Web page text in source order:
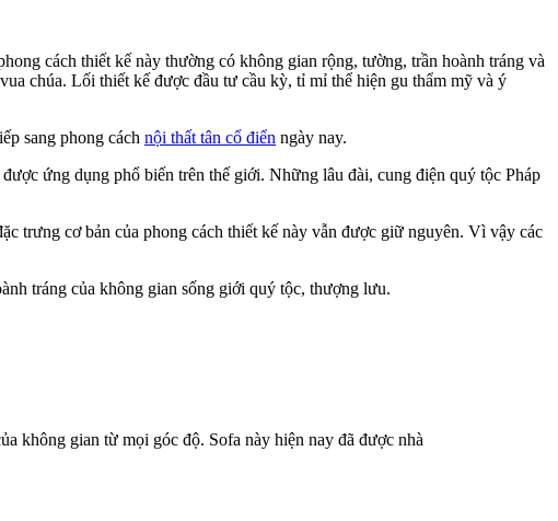
cách thiết kế này thường có không gian rộng, tường, trần hoành tráng và
chúa. Lối thiết kế được đầu tư cầu kỳ, tỉ mỉ thể hiện gu thẩm mỹ và ý
sang phong cách nội thất tân cổ điển ngày nay.
ứng dụng phổ biến trên thế giới. Những lâu đài, cung điện quý tộc Pháp
trưng cơ bản của phong cách thiết kế này vẫn được giữ nguyên. Vì vậy các
tráng của không gian sống giới quý tộc, thượng lưu.
không gian từ mọi góc độ. Sofa này hiện nay đã được nhà